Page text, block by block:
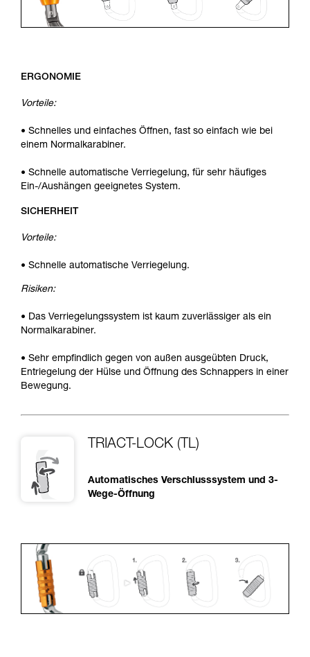
ERGONOMIE
Vorteile:
• Schnelles und einfaches Öffnen, fast so einfach wie bei
einem Normalkarabiner.
• Schnelle automatische Verriegelung, für sehr häufiges
Ein-/Aushängen geeignetes System.
SICHERHEIT
Vorteile:
• Schnelle automatische Verriegelung.
Risiken:
• Das Verriegelungssystem ist kaum zuverlässiger als ein
Normalkarabiner.
• Sehr empfindlich gegen von außen ausgeübten Druck,
Entriegelung der Hülse und Öffnung des Schnappers in einer
Bewegung.
TRIACT-LOCK (TL)
Automatisches Verschlusssystem und 3-
Wege-Öffnung